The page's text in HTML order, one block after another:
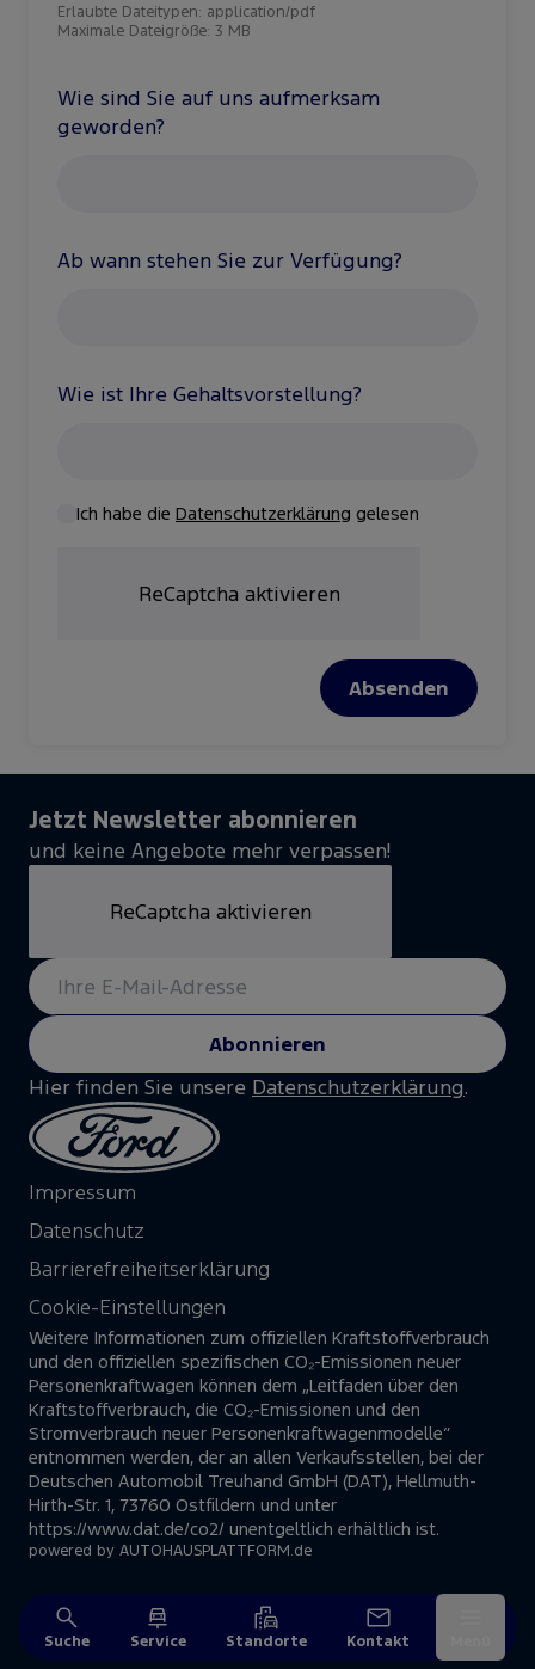
Suche Service Standorte Kontakt
Erlaubte Dateitypen: application/pdf
Maximale Dateigröße: 3 MB
Wie sind Sie auf uns aufmerksam
geworden?
Ab wann stehen Sie zur Verfügung?
Wie ist Ihre Gehaltsvorstellung?
Ich habe die Datenschutzerklärung gelesen
ReCaptcha aktivieren
Absenden
Jetzt Newsletter abonnieren
und keine Angebote mehr verpassen!
ReCaptcha aktivieren
Abonnieren
Hier finden Sie unsere Datenschutzerklärung.
Impressum
Datenschutz
Barrierefreiheitserklärung
Cookie-Einstellungen
Weitere Informationen zum offiziellen Kraftstoffverbrauch
und den offiziellen spezifischen CO₂-Emissionen neuer
Personenkraftwagen können dem „Leitfaden über den
Kraftstoffverbrauch, die CO₂-Emissionen und den
Stromverbrauch neuer Personenkraftwagenmodelle“
entnommen werden, der an allen Verkaufsstellen, bei der
Deutschen Automobil Treuhand GmbH (DAT), Hellmuth-
Hirth-Str. 1, 73760 Ostfildern und unter
https://www.dat.de/co2/ unentgeltlich erhältlich ist.
powered by AUTOHAUSPLATTFORM.de